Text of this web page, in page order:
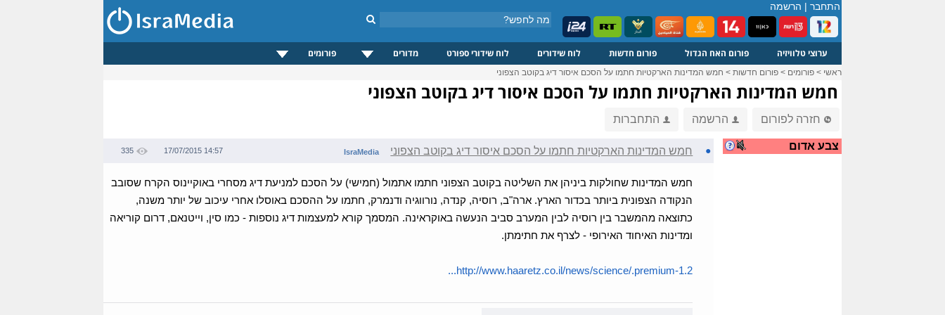
התחבר | הרשמה
ערוצי טלוויזיה פורום האח הגדול פורום חדשות לוח שידורים לוח שידורי ספורט מדורים פורומים
ראשי > פורומים > פורום חדשות > חמש המדינות הארקטיות חתמו על הסכם איסור דיג בקוטב הצפוני
חמש המדינות הארקטיות חתמו על הסכם איסור דיג בקוטב הצפוני
חזרה לפורום הרשמה התחברות
צבע אדום ● חמש המדינות הארקטיות חתמו על הסכם איסור דיג בקוטב הצפוני IsraMedia
17/07/2015 14:57
335
חמש המדינות שחולקות ביניהן את השליטה בקוטב הצפוני חתמו אתמול (חמישי) על הסכם למניעת דיג מסחרי באוקיינוס הקרח שסובב
הנקודה הצפונית ביותר בכדור הארץ. ארה"ב, רוסיה, קנדה, נורווגיה ודנמרק, חתמו על ההסכם באוסלו אחרי עיכוב של יותר משנה,
כתוצאה מהמשבר בין רוסיה לבין המערב סביב הנעשה באוקראינה. המסמך קורא למעצמות דיג נוספות - כמו סין, וייטנאם, דרום קוריאה
ומדינות האיחוד האירופי - לצרף את חתימתן.
http://www.haaretz.co.il/news/science/.premium-1.2...